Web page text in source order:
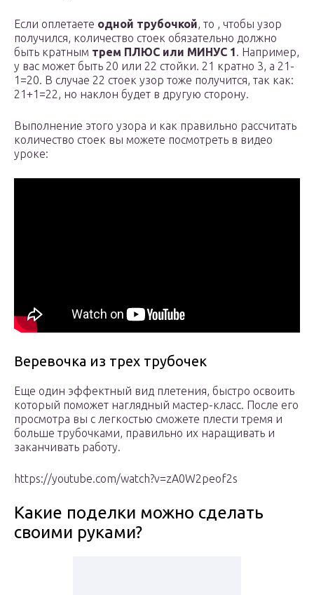
Если оплетаете одной трубочкой, то , чтобы узор
получился, количество стоек обязательно должно
быть кратным трем ПЛЮС или МИНУС 1. Например,
у вас может быть 20 или 22 стойки. 21 кратно 3, а 21-
1=20. В случае 22 стоек узор тоже получится, так как:
21+1=22, но наклон будет в другую сторону.
Выполнение этого узора и как правильно рассчитать
количество стоек вы можете посмотреть в видео
уроке:
Веревочка из трех трубочек
Еще один эффектный вид плетения, быстро освоить
который поможет наглядный мастер-класс. После его
просмотра вы с легкостью сможете плести тремя и
больше трубочками, правильно их наращивать и
заканчивать работу.
https://youtube.com/watch?v=zA0W2peof2s
Какие поделки можно сделать
своими руками?